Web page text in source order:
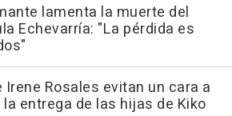
lamenta la muerte del
Echevarría: "La pérdida es
Irene Rosales evitan un cara a
entrega de las hijas de Kiko